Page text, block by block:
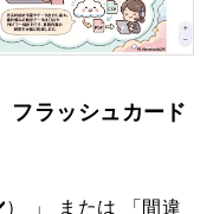
フラッシュカード
」 または 「間違